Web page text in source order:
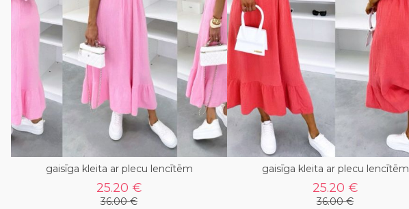
gaisīga kleita ar plecu lencītēm
25.20 €
36.00 €
gaisīga kleita ar plecu lencītēm
25.20 €
36.00 €